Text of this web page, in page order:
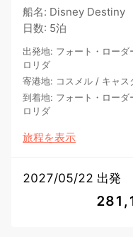
船名: Disney Destiny
日数: 5泊
出発地: フォート・ロー
ロリダ
寄港地: コスメル / キャス
到着地: フォート・ロー
ロリダ
旅程を表示
2027/05/22 出発